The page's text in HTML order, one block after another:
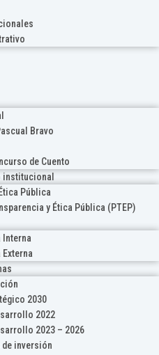
Bravo
de Cuento
institucional
Pública
y Ética Pública (PTEP)
Interna
2030
2022
2023 – 2026
inversión